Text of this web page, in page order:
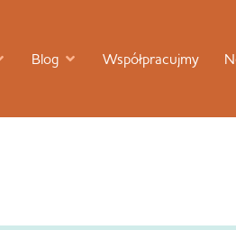
Blog Współpracujmy